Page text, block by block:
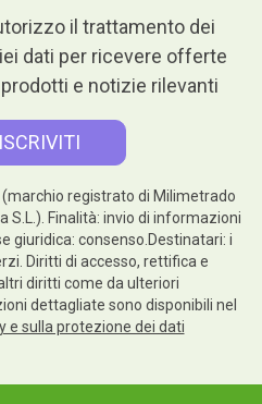
il trattamento dei
dati per ricevere offerte
e notizie rilevanti
(marchio registrato di Milimetrado
S.L.). Finalità: invio di informazioni
giuridica: consenso.Destinatari: i
Diritti di accesso, rettifica e
diritti come da ulteriori
dettagliate sono disponibili nel
e sulla protezione dei dati